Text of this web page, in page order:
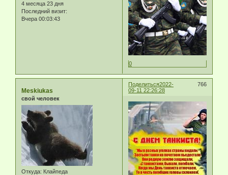
4 месяца 23 дня
Последний визит:
Вчера 00:03:43
0
Поделиться 766
2022-
09-11 22:26:28
Meskiukas
свой человек
Откуда: Клайпеда